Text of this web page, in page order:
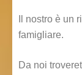
Il nostro è un
famigliare.
Da noi